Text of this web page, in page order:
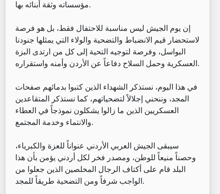
مؤسساته وثقة أبنائه بها.
إن يوم الجيش ليس مناسبة للاحتفال فقط، بل هو فرصة
لاستحضار قيم الانضباط والتضحية والولاء التي يمثلها جنودنا
البواسل، وفرصة لتوجيه التحية إلى كل من ارتدى البزة
العسكرية وحمل السلاح دفاعاً عن الأردن وأمنه واستقراره.
في هذا اليوم، نستذكر الشهداء الذين كتبوا بدمائهم صفحات
المجد، وننحني إجلالاً لتضحياتهم، كما نستذكر المتقاعدين
العسكريين الذين ما زالوا يشكلون نموذجاً في العطاء
والانتماء وخدمة المجتمع.
سيبقى الجيش العربي الأردني عنواناً للعزة والكبرياء،
وحصناً منيعاً للوطن، ومصدر فخر لكل أردني يؤمن بأن هذا
البلد قام على أكتاف الرجال المخلصين الذين جعلوا من
الواجب شرفاً ومن التضحية طريقاً للمجد.